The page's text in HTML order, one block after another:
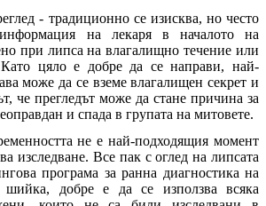
- традиционно се изисква, но често
на лекаря в началото на
при липса на влагалищно течение или
цяло е добре да се направи, най-
може да се вземе влагалищен секрет и
че прегледът може да стане причина за
и спада в групата на митовете.
не е най-подходящия момент
изследване. Все пак с оглед на липсата
програма за ранна диагностика на
шийка, добре е да се използва всяка